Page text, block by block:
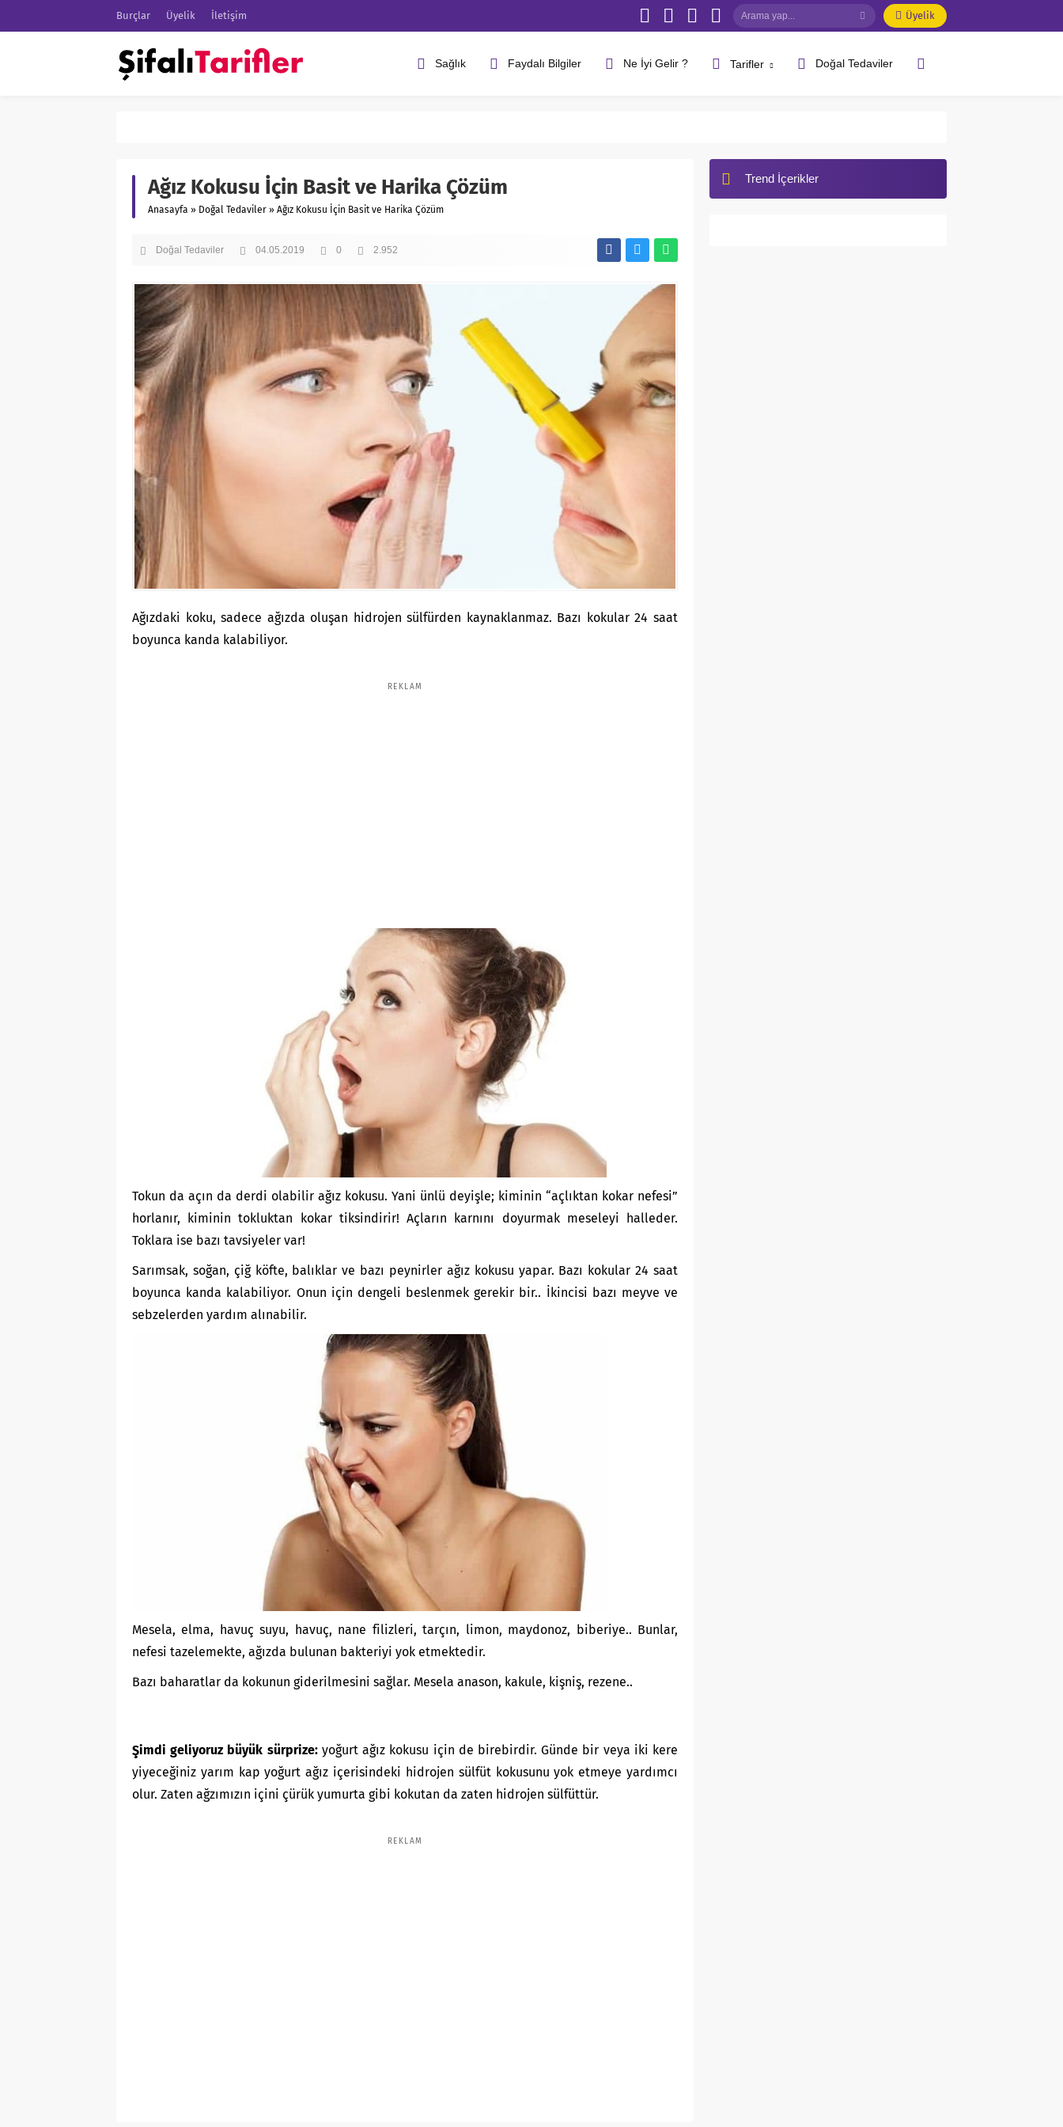
Burçlar Üyelik İletişim Üyelik
Sağlık Faydalı Bilgiler Ne İyi Gelir ? Tarifler Doğal Tedaviler
Ağız Kokusu İçin Basit ve Harika Çözüm
Anasayfa » Doğal Tedaviler » Ağız Kokusu İçin Basit ve Harika Çözüm
Doğal Tedaviler 04.05.2019 0 2.952
Ağızdaki koku, sadece ağızda oluşan hidrojen sülfürden kaynaklanmaz. Bazı kokular 24 saat
boyunca kanda kalabiliyor.
REKLAM
Tokun da açın da derdi olabilir ağız kokusu. Yani ünlü deyişle; kiminin “açlıktan kokar nefesi”
horlanır, kiminin tokluktan kokar tiksindirir! Açların karnını doyurmak meseleyi halleder.
Toklara ise bazı tavsiyeler var!
Sarımsak, soğan, çiğ köfte, balıklar ve bazı peynirler ağız kokusu yapar. Bazı kokular 24 saat
boyunca kanda kalabiliyor. Onun için dengeli beslenmek gerekir bir.. İkincisi bazı meyve ve
sebzelerden yardım alınabilir.
Mesela, elma, havuç suyu, havuç, nane filizleri, tarçın, limon, maydonoz, biberiye.. Bunlar,
nefesi tazelemekte, ağızda bulunan bakteriyi yok etmektedir.
Bazı baharatlar da kokunun giderilmesini sağlar. Mesela anason, kakule, kişniş, rezene..
Şimdi geliyoruz büyük sürprize:yoğurt ağız kokusu için de birebirdir. Günde bir veya iki kere
yiyeceğiniz yarım kap yoğurt ağız içerisindeki hidrojen sülfüt kokusunu yok etmeye yardımcı
olur. Zaten ağzımızın içini çürük yumurta gibi kokutan da zaten hidrojen sülfüttür.
REKLAM
Trend İçerikler